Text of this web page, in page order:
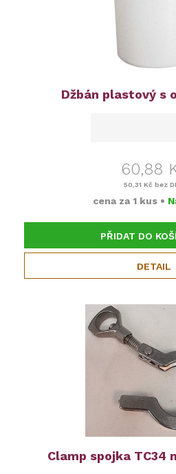
Džbán plastový s
60,88
50,31 Kč bez
cena za 1 kus •
PŘIDAT DO
DETAIL
Clamp spojka TC34